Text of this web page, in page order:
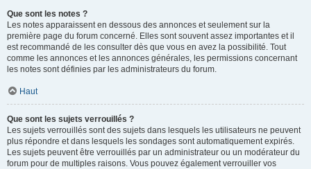
Que sont les notes ?
Les notes apparaissent en dessous des annonces et seulement sur la
première page du forum concerné. Elles sont souvent assez importantes et il
est recommandé de les consulter dès que vous en avez la possibilité. Tout
comme les annonces et les annonces générales, les permissions concernant
les notes sont définies par les administrateurs du forum.
Haut
Que sont les sujets verrouillés ?
Les sujets verrouillés sont des sujets dans lesquels les utilisateurs ne peuvent
plus répondre et dans lesquels les sondages sont automatiquement expirés.
Les sujets peuvent être verrouillés par un administrateur ou un modérateur du
forum pour de multiples raisons. Vous pouvez également verrouiller vos